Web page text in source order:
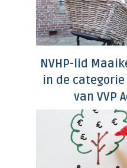
NVHP-lid
in de
van VVP